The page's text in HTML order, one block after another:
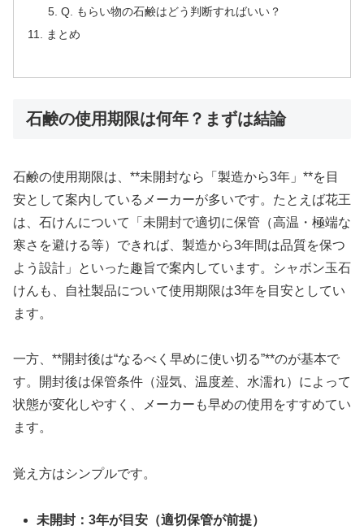
Q. もらい物の石鹸はどう判断すればいい？
まとめ
石鹸の使用期限は何年？まずは結論
石鹸の使用期限は、**未開封なら「製造から3年」**を目
安として案内しているメーカーが多いです。たとえば花王
は、石けんについて「未開封で適切に保管（高温・極端な
寒さを避ける等）できれば、製造から3年間は品質を保つ
よう設計」といった趣旨で案内しています。シャボン玉石
けんも、自社製品について使用期限は3年を目安としてい
ます。
一方、**開封後は“なるべく早めに使い切る”**のが基本で
す。開封後は保管条件（湿気、温度差、水濡れ）によって
状態が変化しやすく、メーカーも早めの使用をすすめてい
ます。
覚え方はシンプルです。
未開封：3年が目安（適切保管が前提）